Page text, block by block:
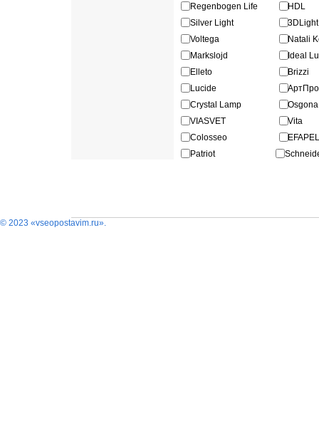
Regenbogen Life
HDL
Silver Light
Voltega
Natali
Markslojd
Ideal
Elleto
Brizzi
Lucide
Crystal Lamp
Osgona
VIASVET
Vita
Colosseo
Patriot
© 2023 «vseopostavim.ru».